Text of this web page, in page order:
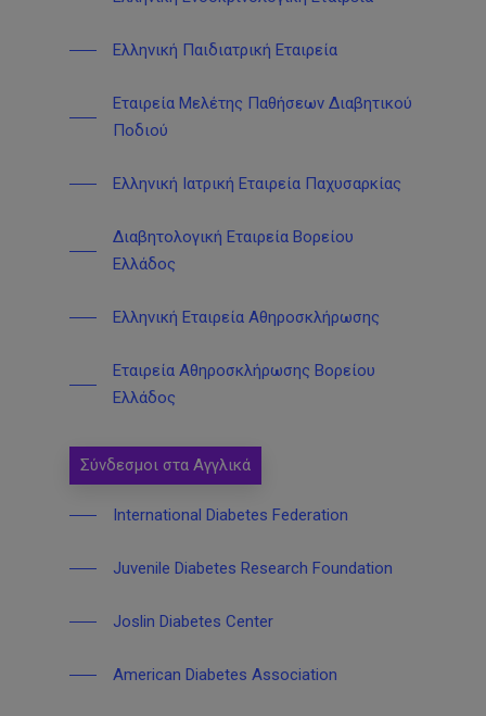
Ελληνική Παιδιατρική Εταιρεία
Εταιρεία Μελέτης Παθήσεων Διαβητικού
Ποδιού
Ελληνική Ιατρική Εταιρεία Παχυσαρκίας
Διαβητολογική Εταιρεία Βορείου
Ελλάδος
Ελληνική Εταιρεία Αθηροσκλήρωσης
Εταιρεία Αθηροσκλήρωσης Βορείου
Ελλάδος
Σύνδεσμοι στα Αγγλικά
International Diabetes Federation
Juvenile Diabetes Research Foundation
Joslin Diabetes Center
American Diabetes Association